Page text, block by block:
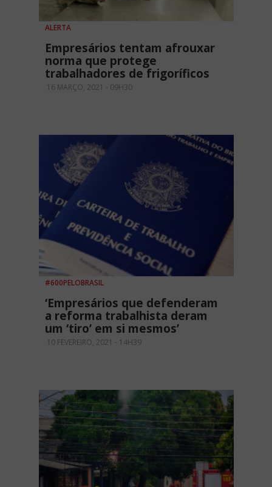
ALERTA
Empresários tentam afrouxar
norma que protege
trabalhadores de frigoríficos
16 MARÇO, 2021 - 09H30
#600PELOBRASIL
‘Empresários que defenderam
a reforma trabalhista deram
um ‘tiro’ em si mesmos’
10 FEVEREIRO, 2021 - 14H39